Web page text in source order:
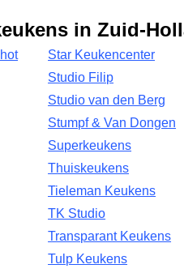
in Zuid-
Star Keukencenter
Studio Filip
Studio van den Berg
Stumpf & Van Dongen
Superkeukens
Thuiskeukens
Tieleman Keukens
TK Studio
Transparant Keukens
Tulp Keukens